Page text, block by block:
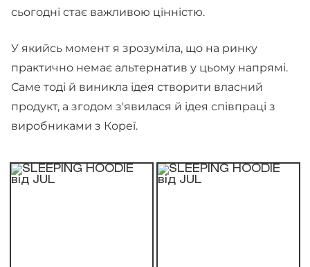
сьогодні стає важливою цінністю.
У якийсь момент я зрозуміла, що на ринку
практично немає альтернатив у цьому напрямі.
Саме тоді й виникла ідея створити власний
продукт, а згодом з'явилася й ідея співпраці з
виробниками з Кореї.